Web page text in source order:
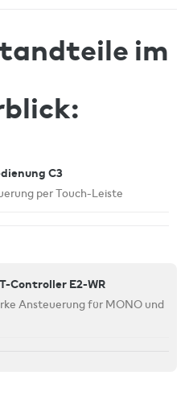
im
C3
per Touch-Leiste
Controller E2-WR
Ansteuerung für MONO und